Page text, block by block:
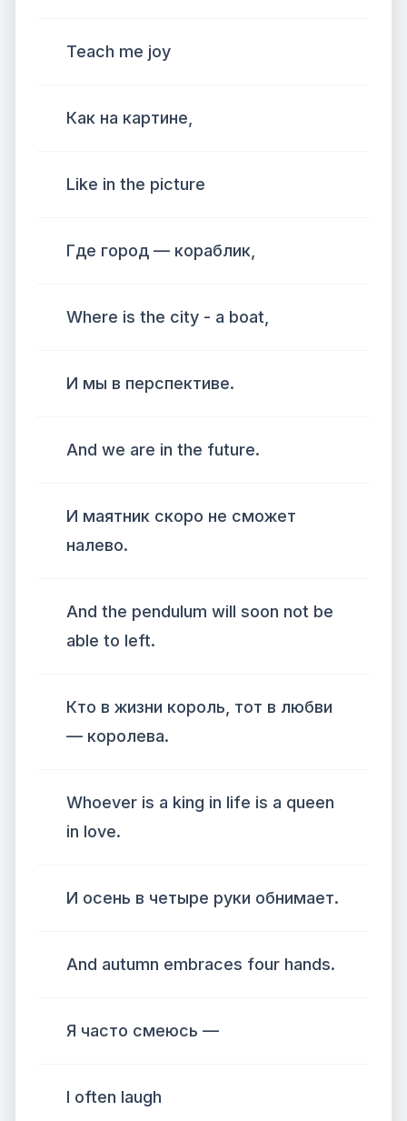
Teach me joy
Как на картине,
Like in the picture
Где город — кораблик,
Where is the city - a boat,
И мы в перспективе.
And we are in the future.
И маятник скоро не сможет
налево.
And the pendulum will soon not be
able to left.
Кто в жизни король, тот в любви
— королева.
Whoever is a king in life is a queen
in love.
И осень в четыре руки обнимает.
And autumn embraces four hands.
Я часто смеюсь —
I often laugh